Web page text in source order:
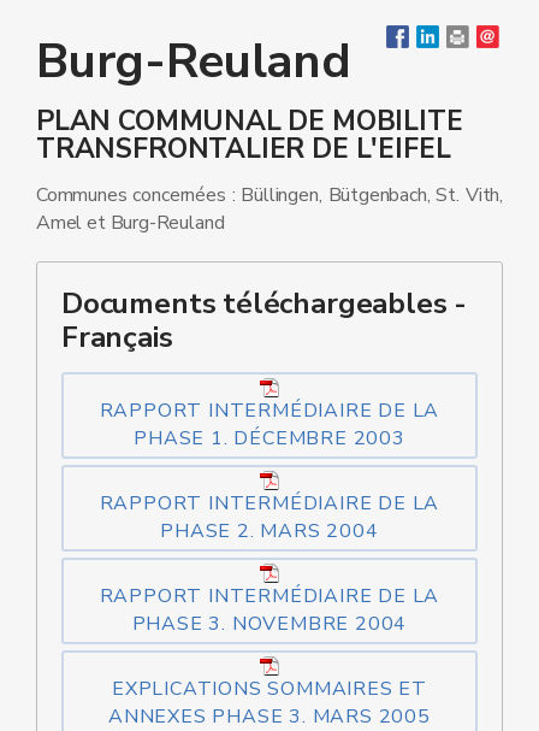
Burg-Reuland
PLAN COMMUNAL DE MOBILITE
TRANSFRONTALIER DE L'EIFEL
Communes concernées : Büllingen, Bütgenbach, St. Vith,
Amel et Burg-Reuland
Documents téléchargeables -
Français
RAPPORT INTERMÉDIAIRE DE LA
PHASE 1. DÉCEMBRE 2003
RAPPORT INTERMÉDIAIRE DE LA
PHASE 2. MARS 2004
RAPPORT INTERMÉDIAIRE DE LA
PHASE 3. NOVEMBRE 2004
EXPLICATIONS SOMMAIRES ET
ANNEXES PHASE 3. MARS 2005